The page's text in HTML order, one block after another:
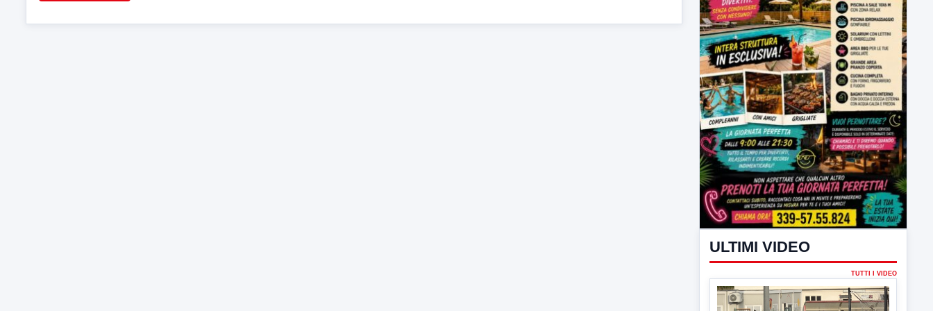
ULTIMI VIDEO
TUTTI I VIDEO
▶
7 AGOSTO 2026 SPORT BENEVENTO
Benevento Calcio: Le scelte di
Floro Flores per il debutto di Coppa
Italia